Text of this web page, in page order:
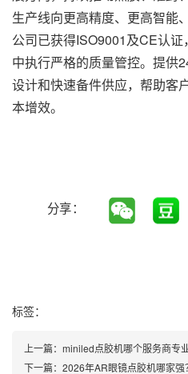
生产线向更高精度、更高智能
公司已获得ISO9001及CE认
中执行严格的质量管控。提供
设计和快速备件供应，帮助客
本增效。
分享：
标签：
上一篇： miniled点胶机哪个服务商专
下一篇： 2026年AR眼镜点胶机哪家强？点